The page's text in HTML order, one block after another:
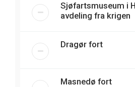
Sjøfartsmuseum i
avdeling fra krigen
Dragør fort
Masnedø fort